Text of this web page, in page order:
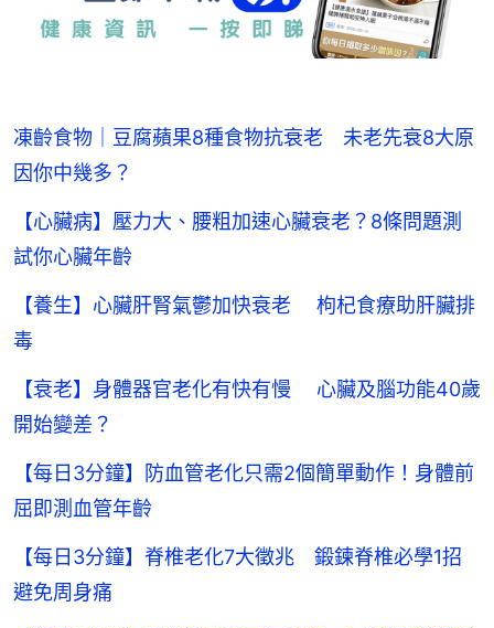
凍齡食物｜豆腐蘋果8種食物抗衰老 未老先衰8大原
因你中幾多？
【心臟病】壓力大、腰粗加速心臟衰老？8條問題測
試你心臟年齡
【養生】心臟肝腎氣鬱加快衰老 枸杞食療助肝臟排
毒
【衰老】身體器官老化有快有慢 心臟及腦功能40歲
開始變差？
【每日3分鐘】防血管老化只需2個簡單動作！身體前
屈即測血管年齡
【每日3分鐘】脊椎老化7大徵兆 鍛鍊脊椎必學1招
避免周身痛